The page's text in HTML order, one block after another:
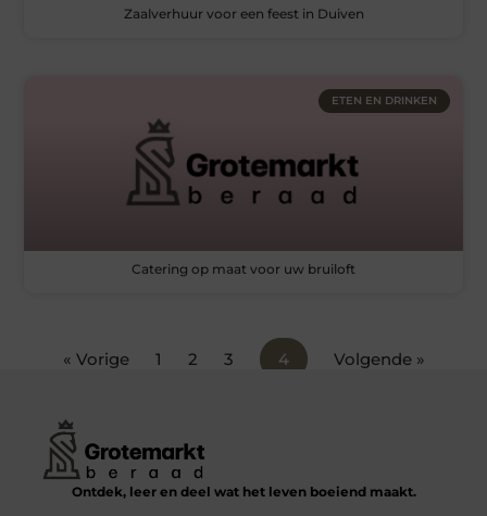
Zaalverhuur voor een feest in Duiven
ETEN EN DRINKEN
Catering op maat voor uw bruiloft
« Vorige 1 2 3 4 Volgende »
Ontdek, leer en deel wat het leven boeiend maakt.